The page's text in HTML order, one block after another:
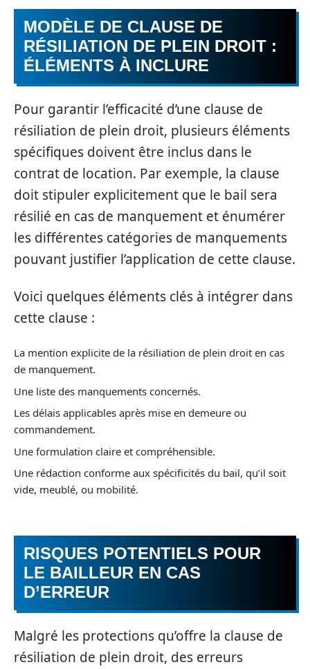
MODÈLE DE CLAUSE DE
RÉSILIATION DE PLEIN DROIT :
ÉLÉMENTS À INCLURE
Pour garantir l’efficacité d’une clause de
résiliation de plein droit, plusieurs éléments
spécifiques doivent être inclus dans le
contrat de location. Par exemple, la clause
doit stipuler explicitement que le bail sera
résilié en cas de manquement et énumérer
les différentes catégories de manquements
pouvant justifier l’application de cette clause.
Voici quelques éléments clés à intégrer dans
cette clause :
La mention explicite de la résiliation de plein droit en cas
de manquement.
Une liste des manquements concernés.
Les délais applicables après mise en demeure ou
commandement.
Une formulation claire et compréhensible.
Une rédaction conforme aux spécificités du bail, qu’il soit
vide, meublé, ou mobilité.
RISQUES POTENTIELS POUR
LE BAILLEUR EN CAS
D’ERREUR
Malgré les protections qu’offre la clause de
résiliation de plein droit, des erreurs